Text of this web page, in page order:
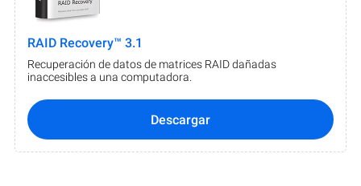
RAID Recovery™ 3.1
Recuperación de datos de matrices RAID dañadas
inaccesibles a una computadora.
Descargar